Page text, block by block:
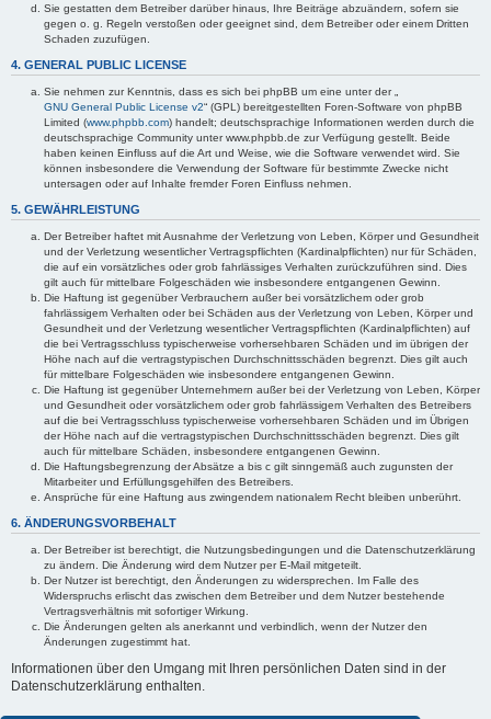
Sie gestatten dem Betreiber darüber hinaus, Ihre Beiträge abzuändern, sofern sie
gegen o. g. Regeln verstoßen oder geeignet sind, dem Betreiber oder einem Dritten
Schaden zuzufügen.
4. GENERAL PUBLIC LICENSE
Sie nehmen zur Kenntnis, dass es sich bei phpBB um eine unter der „
GNU General Public License v2“ (GPL) bereitgestellten Foren-Software von phpBB
Limited (www.phpbb.com) handelt; deutschsprachige Informationen werden durch die
deutschsprachige Community unter www.phpbb.de zur Verfügung gestellt. Beide
haben keinen Einfluss auf die Art und Weise, wie die Software verwendet wird. Sie
können insbesondere die Verwendung der Software für bestimmte Zwecke nicht
untersagen oder auf Inhalte fremder Foren Einfluss nehmen.
5. GEWÄHRLEISTUNG
Der Betreiber haftet mit Ausnahme der Verletzung von Leben, Körper und Gesundheit
und der Verletzung wesentlicher Vertragspflichten (Kardinalpflichten) nur für Schäden,
die auf ein vorsätzliches oder grob fahrlässiges Verhalten zurückzuführen sind. Dies
gilt auch für mittelbare Folgeschäden wie insbesondere entgangenen Gewinn.
Die Haftung ist gegenüber Verbrauchern außer bei vorsätzlichem oder grob
fahrlässigem Verhalten oder bei Schäden aus der Verletzung von Leben, Körper und
Gesundheit und der Verletzung wesentlicher Vertragspflichten (Kardinalpflichten) auf
die bei Vertragsschluss typischerweise vorhersehbaren Schäden und im übrigen der
Höhe nach auf die vertragstypischen Durchschnittsschäden begrenzt. Dies gilt auch
für mittelbare Folgeschäden wie insbesondere entgangenen Gewinn.
Die Haftung ist gegenüber Unternehmern außer bei der Verletzung von Leben, Körper
und Gesundheit oder vorsätzlichem oder grob fahrlässigem Verhalten des Betreibers
auf die bei Vertragsschluss typischerweise vorhersehbaren Schäden und im Übrigen
der Höhe nach auf die vertragstypischen Durchschnittsschäden begrenzt. Dies gilt
auch für mittelbare Schäden, insbesondere entgangenen Gewinn.
Die Haftungsbegrenzung der Absätze a bis c gilt sinngemäß auch zugunsten der
Mitarbeiter und Erfüllungsgehilfen des Betreibers.
Ansprüche für eine Haftung aus zwingendem nationalem Recht bleiben unberührt.
6. ÄNDERUNGSVORBEHALT
Der Betreiber ist berechtigt, die Nutzungsbedingungen und die Datenschutzerklärung
zu ändern. Die Änderung wird dem Nutzer per E-Mail mitgeteilt.
Der Nutzer ist berechtigt, den Änderungen zu widersprechen. Im Falle des
Widerspruchs erlischt das zwischen dem Betreiber und dem Nutzer bestehende
Vertragsverhältnis mit sofortiger Wirkung.
Die Änderungen gelten als anerkannt und verbindlich, wenn der Nutzer den
Änderungen zugestimmt hat.
Informationen über den Umgang mit Ihren persönlichen Daten sind in der
Datenschutzerklärung enthalten.